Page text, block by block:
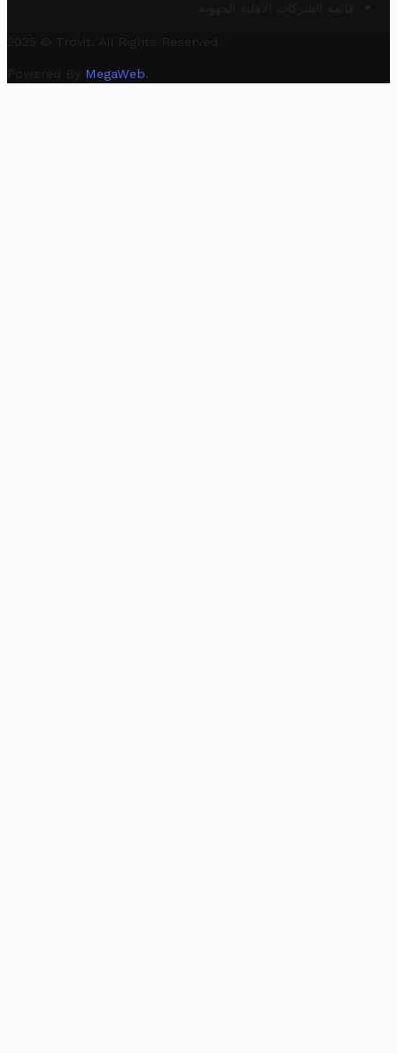
قائمة الشركات الأهلية الجهوية
2025 © Trovit. All Rights Reserved.
Powered By MegaWeb